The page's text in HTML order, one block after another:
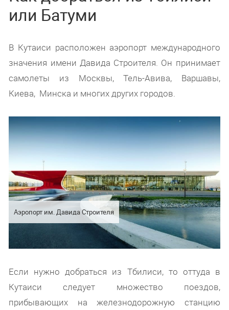
или Батуми
В Кутаиси расположен аэропорт международного
значения имени Давида Строителя. Он принимает
самолеты из Москвы, Тель-Авива, Варшавы,
Киева, Минска и многих других городов.
Аэропорт им. Давида Строителя
Если нужно добраться из Тбилиси, то оттуда в
Кутаиси следует множество поездов,
прибывающих на железнодорожную станцию